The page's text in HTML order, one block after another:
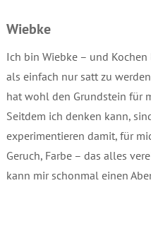
Wiebke
Ich bin Wiebke – und
als einfach nur satt zu
hat wohl den Grundstein für
Seitdem ich denken kann,
experimentieren damit, für
Geruch, Farbe – das alles
kann mir schonmal einen